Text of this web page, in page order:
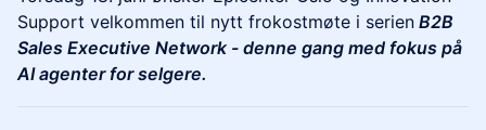
Support velkommen til nytt frokostmøte i serien B2B
Sales Executive Network - denne gang med fokus på
AI agenter for selgere.